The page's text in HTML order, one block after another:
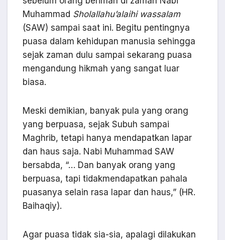
Muhammad Sholallahu’alaihi wassalam
(SAW) sampai saat ini. Begitu pentingnya
puasa dalam kehidupan manusia sehingga
sejak zaman dulu sampai sekarang puasa
mengandung hikmah yang sangat luar
biasa.
Meski demikian, banyak pula yang orang
yang berpuasa, sejak Subuh sampai
Maghrib, tetapi hanya mendapatkan lapar
dan haus saja. Nabi Muhammad SAW
bersabda, “… Dan banyak orang yang
berpuasa, tapi tidakmendapatkan pahala
puasanya selain rasa lapar dan haus,” (HR.
Baihaqiy).
Agar puasa tidak sia-sia, apalagi dilakukan